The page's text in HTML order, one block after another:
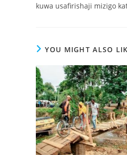
kuwa usafirishaji mizigo
YOU MIGHT ALSO